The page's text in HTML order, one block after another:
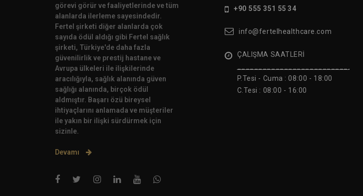
görevi görür ve faaliyetlerinde ve tüm
alanlarda ilerleme sayesindedir.
Fertel şirketi diğer alanlarda çok
sayıda ödül aldığı gibi Fertel sağlık
şirketi, Türkiye'de daha fazla
güvenilirlik ve prestij hastane ve
Avrupa ülkeleri ile ilişkilerinde
aracılığıyla, sağlık alanında güven
sağlığı alanında, birçok ödül
aldmıştır. Başarı özü bireysel
ihtiyaçlarını anlamada ve müşteriler
ile yakın bir ilişki sürdürmek için
sizinle.
Devamı
+90 555 351 55 34
info@fertelhealthcare.com
ÇALIŞMA SAATLERİ
P.Tesi - Cuma : 08:00 - 18:00
C.Tesi : 08:00 - 16:00